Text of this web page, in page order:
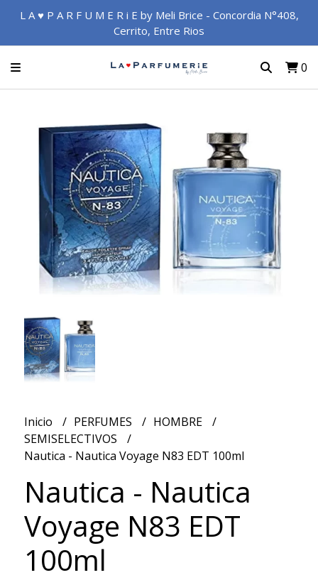
L A ♥ P A R F U M E R i E by Meli Brice - Concordia N°408,
Cerrito, Entre Rios
0
Inicio PERFUMES
HOMBRE
SEMISELECTIVOS
Nautica - Nautica Voyage N83 EDT 100ml
Nautica - Nautica
Voyage N83 EDT
100ml